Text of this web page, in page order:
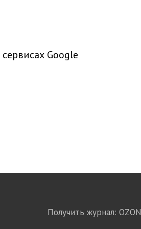
сервисах Google
Получить журнал: OZON